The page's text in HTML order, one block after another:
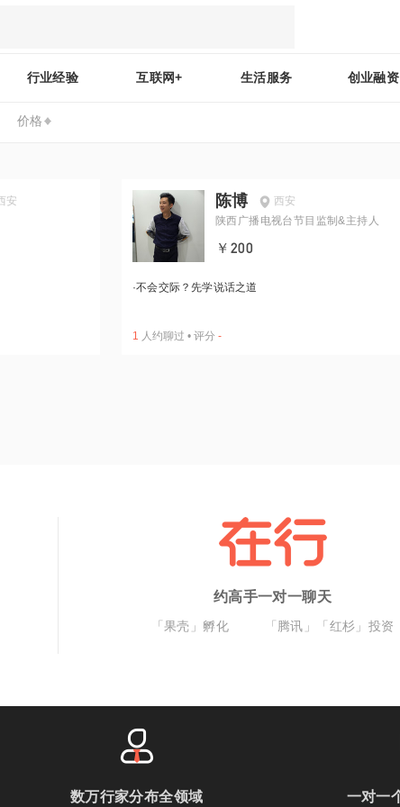
行业经验 互联网+ 生活服务 创业融资
价格
安
陈博
西安
陕西广播电视台节目监制&主持人
￥200
·不会交际？先学说话之道
1 人约聊过 • 评分 -
约高手一对一聊天
「果壳」孵化 「腾讯」「红杉」投资
数万行家分布全领域 一对一